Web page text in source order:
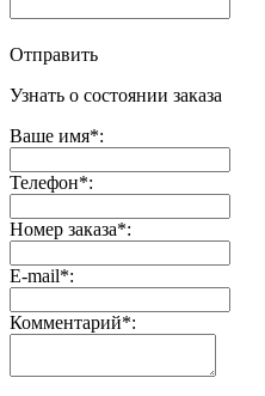
Отправить
Узнать о состоянии заказа
Ваше имя*:
Телефон*:
Номер заказа*:
E-mail*:
Комментарий*: